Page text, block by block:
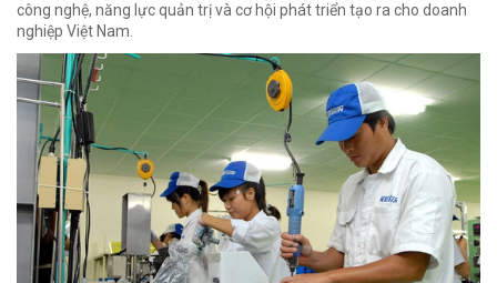
công nghệ, năng lực quản trị và cơ hội phát triển tạo ra cho doanh
nghiệp Việt Nam.